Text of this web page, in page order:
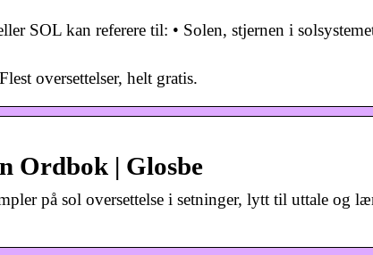
SOL kan referere til: • Solen, stjernen i
oversettelser, helt gratis.
Ordbok | Glosbe
på sol oversettelse i setninger, lytt til uttale og